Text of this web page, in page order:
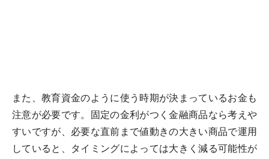
また、教育資金のように使う時期が決まっているお金も
注意が必要です。固定の金利がつく金融商品なら考えや
すいですが、必要な直前まで値動きの大きい商品で運用
していると、タイミングによっては大きく減る可能性が